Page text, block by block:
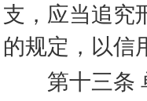
支，应当追究
的规定，以信
第十三条 单